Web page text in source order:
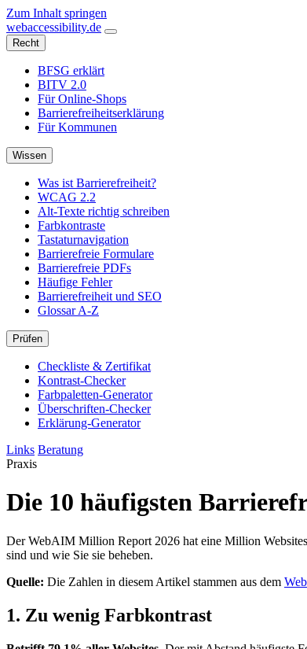
Zum Inhalt springen
webaccessibility.de
Recht
BFSG erklärt
BITV 2.0
Für Online-Shops
Barrierefreiheitserklärung
Für Kommunen
Wissen
Was ist Barrierefreiheit?
WCAG 2.2
Alt-Texte richtig schreiben
Farbkontraste
Tastaturnavigation
Barrierefreie Formulare
Barrierefreie PDFs
Häufige Fehler
Barrierefreiheit und SEO
Glossar A-Z
Prüfen
Checkliste & Zertifikat
Kontrast-Checker
Farbpaletten-Generator
Überschriften-Checker
Erklärung-Generator
Links Beratung
Praxis
Die 10 häufigsten
Der WebAIM Million Report 2026 hat eine Million
sind und wie Sie sie beheben.
Quelle: Die Zahlen in diesem Artikel stammen aus dem
1. Zu wenig Farbkontrast